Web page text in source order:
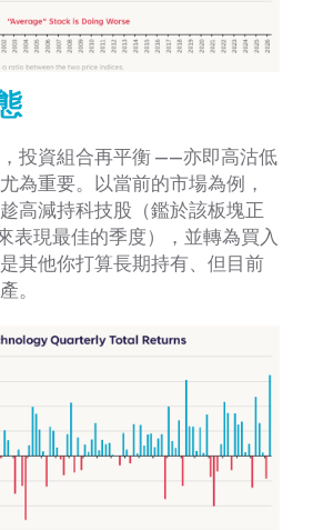
投資組合再平衡 ——亦即高沽低
為重要。以當前的市場為例，
高減持科技股（鑑於該板塊正
表現最佳的季度），並轉為買入
其他你打算長期持有、但目前
。